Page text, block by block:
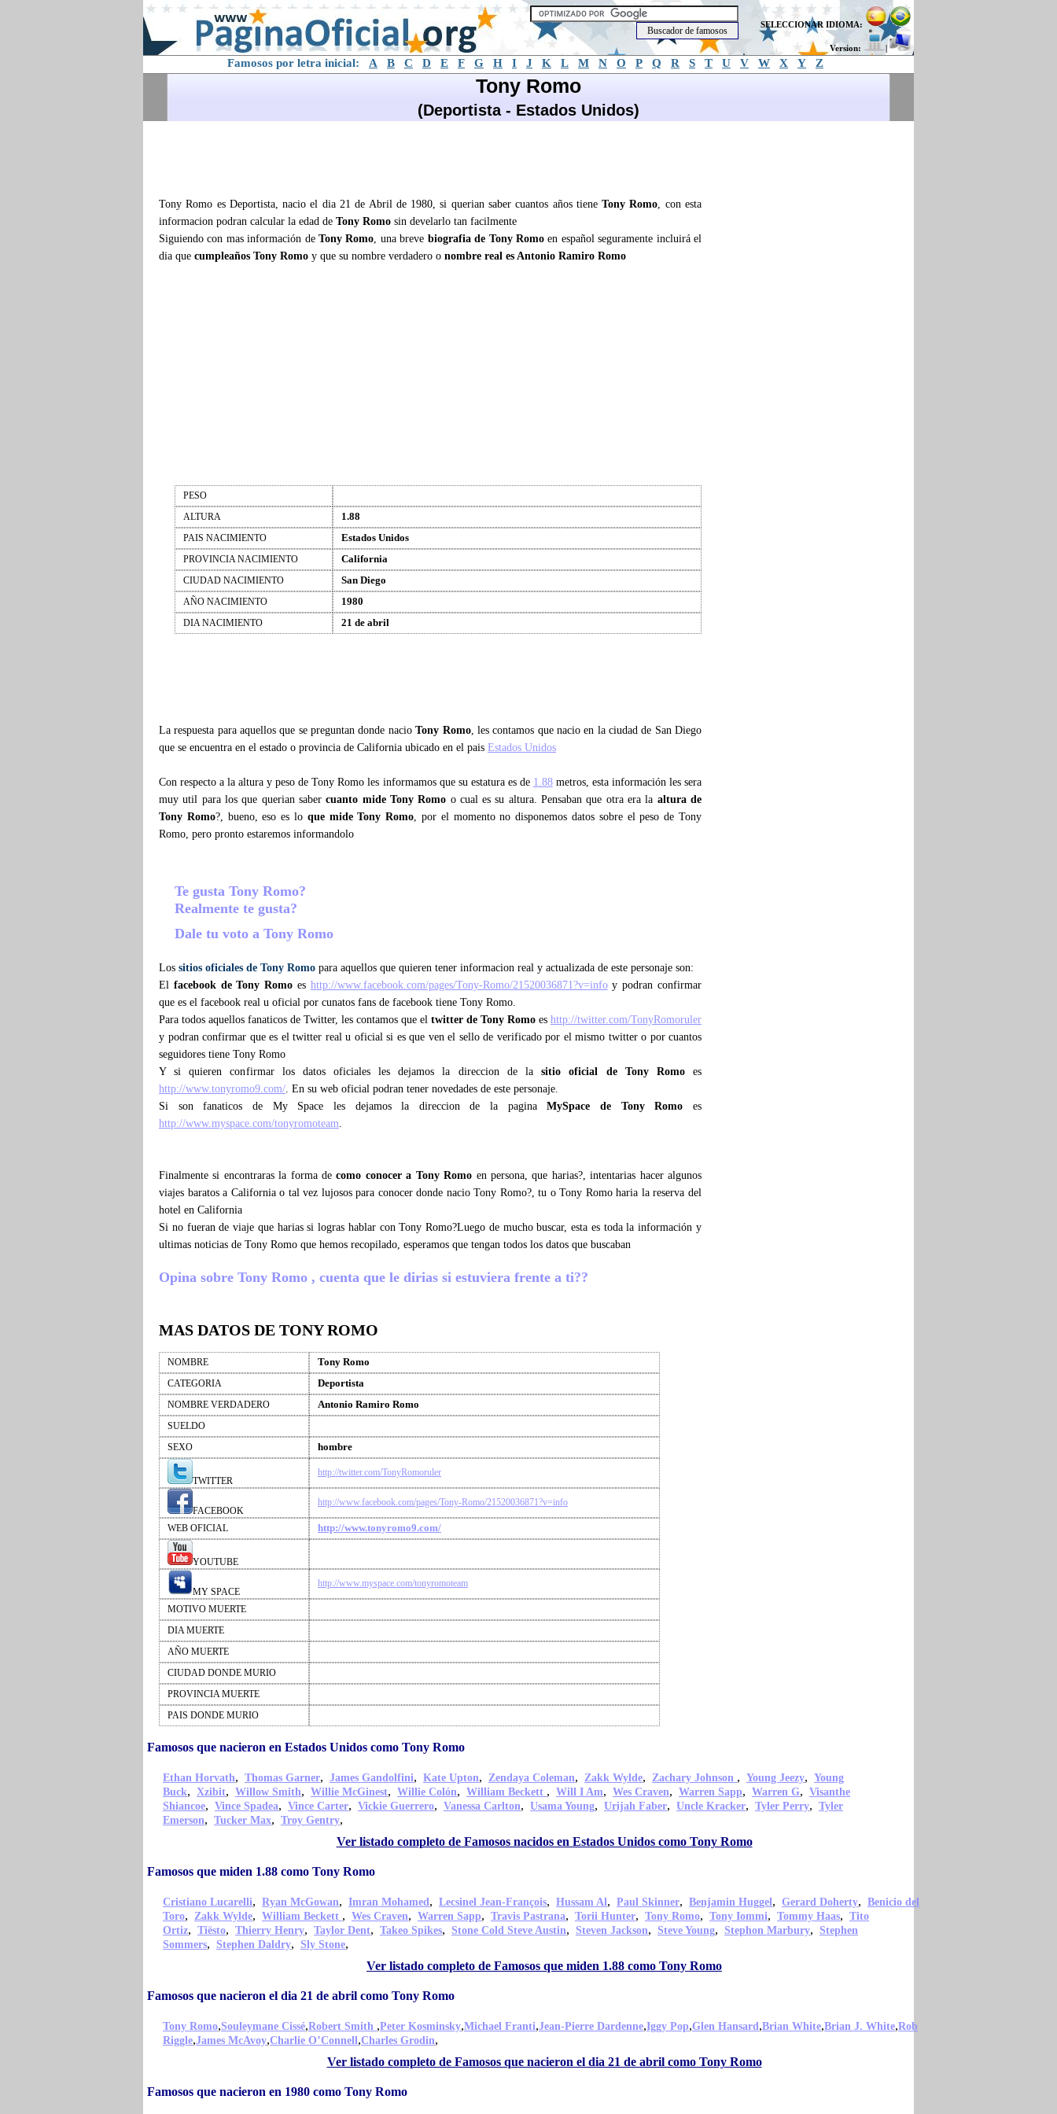
SELECCIONAR IDIOMA:
Version: |
Famosos por letra inicial: A B C D E F G H I J K L M N O P Q R S T U V W X Y Z
Tony Romo
(Deportista - Estados Unidos)
Tony Romo es Deportista, nacio el dia 21 de Abril de 1980, si querian saber cuantos años tieneTony Romo, con esta
informacion podran calcular la edad de Tony Romo sin develarlo tan facilmente
Siguiendo con mas información deTony Romo, una breve biografia de Tony Romoen español seguramente incluirá el
dia que cumpleaños Tony Romo y que su nombre verdadero o nombre real es Antonio Ramiro Romo
PESO
ALTURA
1.88
PAIS NACIMIENTO Estados Unidos
PROVINCIA NACIMIENTO California
CIUDAD NACIMIENTO San Diego
AÑO NACIMIENTO 1980
DIA NACIMIENTO 21 de abril
La respuesta para aquellos que se preguntan donde nacioTony Romo, les contamos que nacio en la ciudad de San Diego
que se encuentra en el estado o provincia de California ubicado en el pais Estados Unidos
Con respecto a la altura y peso de Tony Romo les informamos que su estatura es de 1.88metros, esta información les sera
muy util para los que querian sabercuanto mide Tony Romo o cual es su altura. Pensaban que otra era la altura de
Tony Romo?, bueno, eso es lo que mide Tony Romo, por el momento no disponemos datos sobre el peso de Tony
Romo, pero pronto estaremos informandolo
Te gusta Tony Romo?
Realmente te gusta?
Dale tu voto a Tony Romo
Los sitios oficiales de Tony Romo para aquellos que quieren tener informacion real y actualizada de este personaje son:
El facebook de Tony Romo es http://www.facebook.com/pages/Tony-Romo/21520036871?v=infoy podran confirmar
que es el facebook real u oficial por cunatos fans de facebook tiene Tony Romo.
Para todos aquellos fanaticos de Twitter, les contamos que el twitter de Tony Romo es http://twitter.com/TonyRomoruler
y podran confirmar que es el twitter real u oficial si es que ven el sello de verificado por el mismo twitter o por cuantos
seguidores tiene Tony Romo
Y si quieren confirmar los datos oficiales les dejamos la direccion de lasitio oficial de Tony Romoes
http://www.tonyromo9.com/. En su web oficial podran tener novedades de este personaje.
Si son fanaticos de My Space les dejamos la direccion de la paginaMySpace de Tony Romo es
http://www.myspace.com/tonyromoteam.
Finalmente si encontraras la forma decomo conocer a Tony Romo en persona, que harias?, intentarias hacer algunos
viajes baratos a California o tal vez lujosos para conocer donde nacio Tony Romo?, tu o Tony Romo haria la reserva del
hotel en California
Si no fueran de viaje que harias si logras hablar con Tony Romo?Luego de mucho buscar, esta es toda la información y
ultimas noticias de Tony Romo que hemos recopilado, esperamos que tengan todos los datos que buscaban
Opina sobre Tony Romo , cuenta que le dirias si estuviera frente a ti??
MAS DATOS DE TONY ROMO
NOMBRE Tony Romo
CATEGORIA Deportista
NOMBRE VERDADERO Antonio Ramiro Romo
SUELDO
SEXO
hombre
TWITTER
http://twitter.com/TonyRomoruler
FACEBOOK
http://www.facebook.com/pages/Tony-Romo/21520036871?v=info
WEB OFICIAL http://www.tonyromo9.com/
YOUTUBE
MY SPACE
http://www.myspace.com/tonyromoteam
MOTIVO MUERTE
DIA MUERTE
AÑO MUERTE
CIUDAD DONDE MURIO
PROVINCIA MUERTE
PAIS DONDE MURIO
Famosos que nacieron en Estados Unidos como Tony Romo
Ethan Horvath, Thomas Garner, James Gandolfini, Kate Upton, Zendaya Coleman, Zakk Wylde, Zachary Johnson , Young Jeezy, Young
Buck, Xzibit, Willow Smith, Willie McGinest, Willie Colón, William Beckett , Will I Am, Wes Craven, Warren Sapp, Warren G, Visanthe
Shiancoe, Vince Spadea, Vince Carter, Vickie Guerrero, Vanessa Carlton, Usama Young, Urijah Faber, Uncle Kracker, Tyler Perry, Tyler
Emerson, Tucker Max, Troy Gentry,
Ver listado completo de Famosos nacidos en Estados Unidos como Tony Romo
Famosos que miden 1.88 como Tony Romo
Cristiano Lucarelli, Ryan McGowan, Imran Mohamed, Lecsinel Jean-François, Hussam Al, Paul Skinner, Benjamin Huggel, Gerard Doherty, Benicio del
Toro, Zakk Wylde, William Beckett , Wes Craven, Warren Sapp, Travis Pastrana, Torii Hunter, Tony Romo, Tony Iommi, Tommy Haas, Tito
Ortiz, Tiësto, Thierry Henry, Taylor Dent, Takeo Spikes, Stone Cold Steve Austin, Steven Jackson, Steve Young, Stephon Marbury, Stephen
Sommers, Stephen Daldry, Sly Stone,
Ver listado completo de Famosos que miden 1.88 como Tony Romo
Famosos que nacieron el dia 21 de abril como Tony Romo
Tony Romo,Souleymane Cissé,Robert Smith ,Peter Kosminsky,Michael Franti,Jean-Pierre Dardenne,Iggy Pop,Glen Hansard,Brian White,Brian J. White,Rob
Riggle,James McAvoy,Charlie O’Connell,Charles Grodin,
Ver listado completo de Famosos que nacieron el dia 21 de abril como Tony Romo
Famosos que nacieron en 1980 como Tony Romo